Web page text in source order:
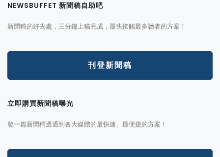
NEWSBUFFET 新聞稿自助吧
新聞稿的好去處，三分鐘上稿完成，最快接觸最多讀者的方案！
刊登新聞稿
立即購買新聞稿曝光
發一篇新聞稿透通到各大媒體的最快速、最便捷的方案！